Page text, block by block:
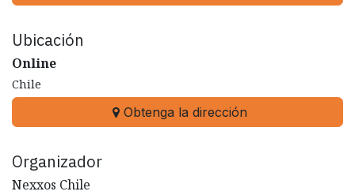
Ubicación
Online
Chile
Obtenga la dirección
Organizador
Nexxos Chile